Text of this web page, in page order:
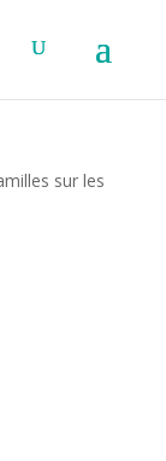
sur les